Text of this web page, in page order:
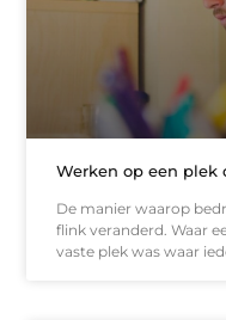
Werken op een plek
De manier waarop
flink veranderd. Waar
vaste plek was waar